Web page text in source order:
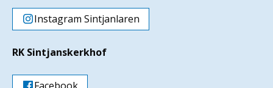
Instagram Sintjanlaren
RK Sintjanskerkhof